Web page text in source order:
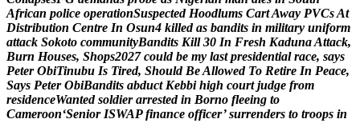
African police operationSuspected Hoodlums CartAway PVCsAt
Distribution Centre In Osun4 killed as bandits in military uniform
attack Sokoto communityBandits Kill 30 In Fresh KadunaAttack,
Burn Houses, Shops2027 could be my last presidential race, says
Peter ObiTinubu Is Tired, Should BeAllowed To Retire In Peace,
Says Peter ObiBandits abduct Kebbi high court judge from
residenceWanted soldier arrested in Borno fleeing to
Cameroon‘Senior ISWAP finance officer’ surrenders to troops in